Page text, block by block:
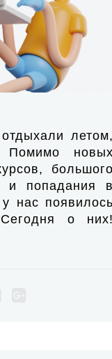
и попадания
нас
о